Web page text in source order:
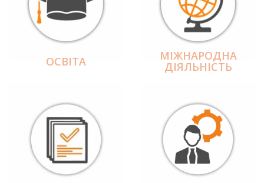
ОСВІТА МІЖНАРОДНА
ДІЯЛЬНІCТЬ